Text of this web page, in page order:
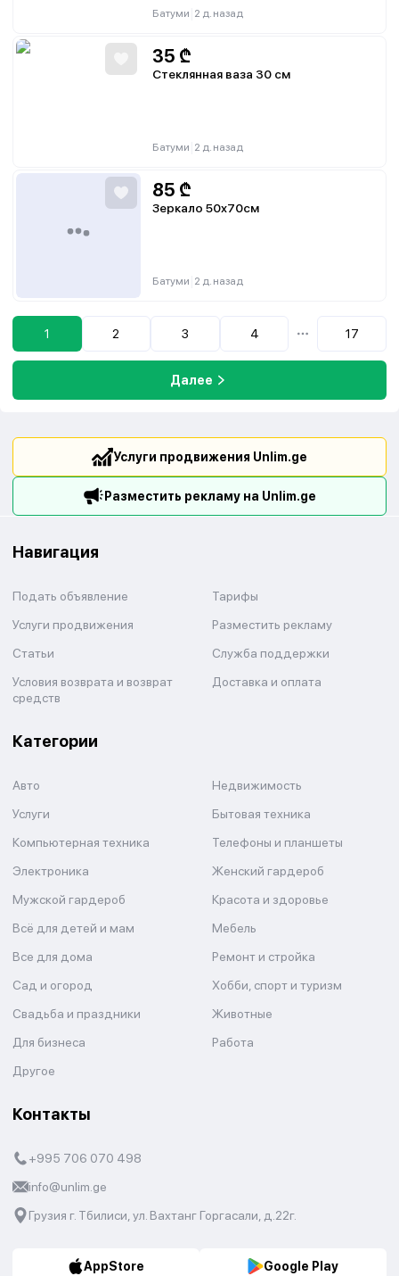
Батуми 2 д. назад
35 ₾
Стеклянная ваза 30 см
Батуми 2 д. назад
85 ₾
Зеркало 50х70см
Батуми 2 д. назад
1 2 3 4 ... 17
Далее
Услуги продвижения Unlim.ge
Разместить рекламу на Unlim.ge
Навигация
Подать объявление
Тарифы
Услуги продвижения
Разместить рекламу
Статьи
Служба поддержки
Условия возврата и возврат
средств
Доставка и оплата
Категории
Авто
Недвижимость
Услуги
Бытовая техника
Компьютерная техника
Телефоны и планшеты
Электроника
Женский гардероб
Мужской гардероб
Красота и здоровье
Всё для детей и мам
Мебель
Все для дома
Ремонт и стройка
Сад и огород
Хобби, спорт и туризм
Свадьба и праздники
Животные
Для бизнеса
Работа
Другое
Контакты
+995 706 070 498
info@unlim.ge
Грузия г. Тбилиси, ул. Вахтанг Горгасали, д.22г.
AppStore Google Play